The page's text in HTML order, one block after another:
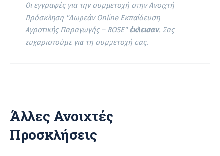
Οι εγγραφές για την συμμετοχή στην Ανοιχτή
Πρόσκληση "Δωρεάν Online Εκπαίδευση
Αγροτικής Παραγωγής – ROSE"έκλεισαν. Σας
ευχαριστούμε για τη συμμετοχή σας.
Άλλες Ανοιχτές
Προσκλήσεις